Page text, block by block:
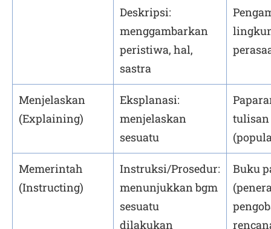
Deskripsi:
menggambarkan
peristiwa, hal,
sastra
Menjelaskan
(Explaining)
Eksplanasi:
menjelaskan
sesuatu
Memerintah
(Instructing)
Instruksi/Prosedur:
menunjukkan bgm
sesuatu
dilakukan
Buku